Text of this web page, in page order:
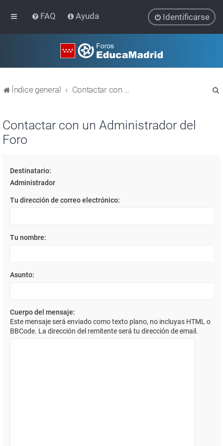
FAQ Ayuda Identificarse
Índice general Contactar con un Administrador del Foro
Contactar con un Administrador del
Foro
Destinatario:
Administrador
Tu dirección de correo electrónico:
Tu nombre:
Asunto:
Cuerpo del mensaje:
Este mensaje será enviado como texto plano, no incluyas HTML o
BBCode. La dirección del remitente será tu dirección de email.